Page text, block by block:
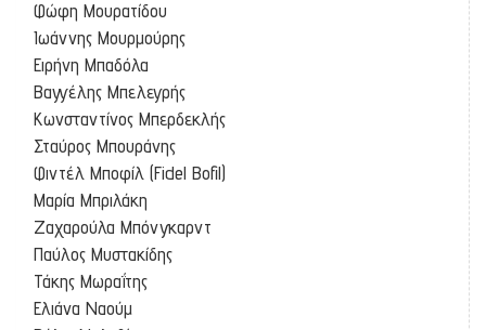
Φώφη Μουρατίδου
Ιωάννης Μουρμούρης
Ειρήνη Μπαδόλα
Βαγγέλης Μπελεγρής
Κωνσταντίνος Μπερδεκλής
Σταύρος Μπουράνης
Φιντέλ Μποφίλ (Fidel Bofil)
Μαρία Μπριλάκη
Ζαχαρούλα Μπόνγκαρντ
Παύλος Μυστακίδης
Τάκης Μωραΐτης
Ελιάνα Ναούμ